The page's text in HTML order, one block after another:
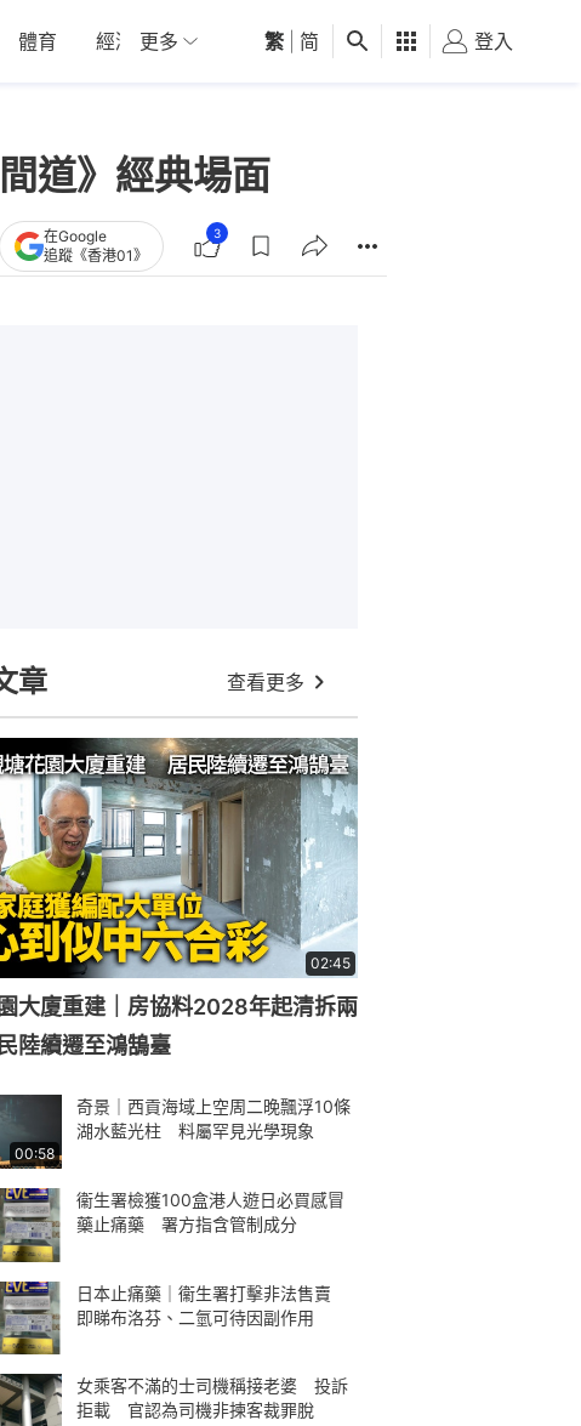
體育 經濟 01深圳 觀點 健康 好食玩飛
更多 繁 简 登入
道》經典場面
在Google
追蹤《香港01》
3
章 查看更多
02:45
大廈重建｜房協料2028年起清拆兩
陸續遷至鴻鵠臺
00:58
奇景｜西貢海域上空周二晚飄浮10條
湖水藍光柱 料屬罕見光學現象
衞生署檢獲100盒港人遊日必買感冒
藥止痛藥 署方指含管制成分
日本止痛藥｜衞生署打擊非法售賣
即睇布洛芬、二氫可待因副作用
女乘客不滿的士司機稱接老婆 投訴
拒載 官認為司機非揀客裁罪脫